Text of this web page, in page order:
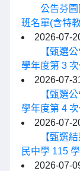
公告芬
班名單(含特
2026-07-
【甄選
學年度第 3
2026-07-
【甄選
學年度第 4
2026-07-
【甄選
民中學 115
2026-07-